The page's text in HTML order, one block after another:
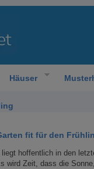
Häuser
fit für den
liegt hoffentlich in den
wird Zeit, dass die